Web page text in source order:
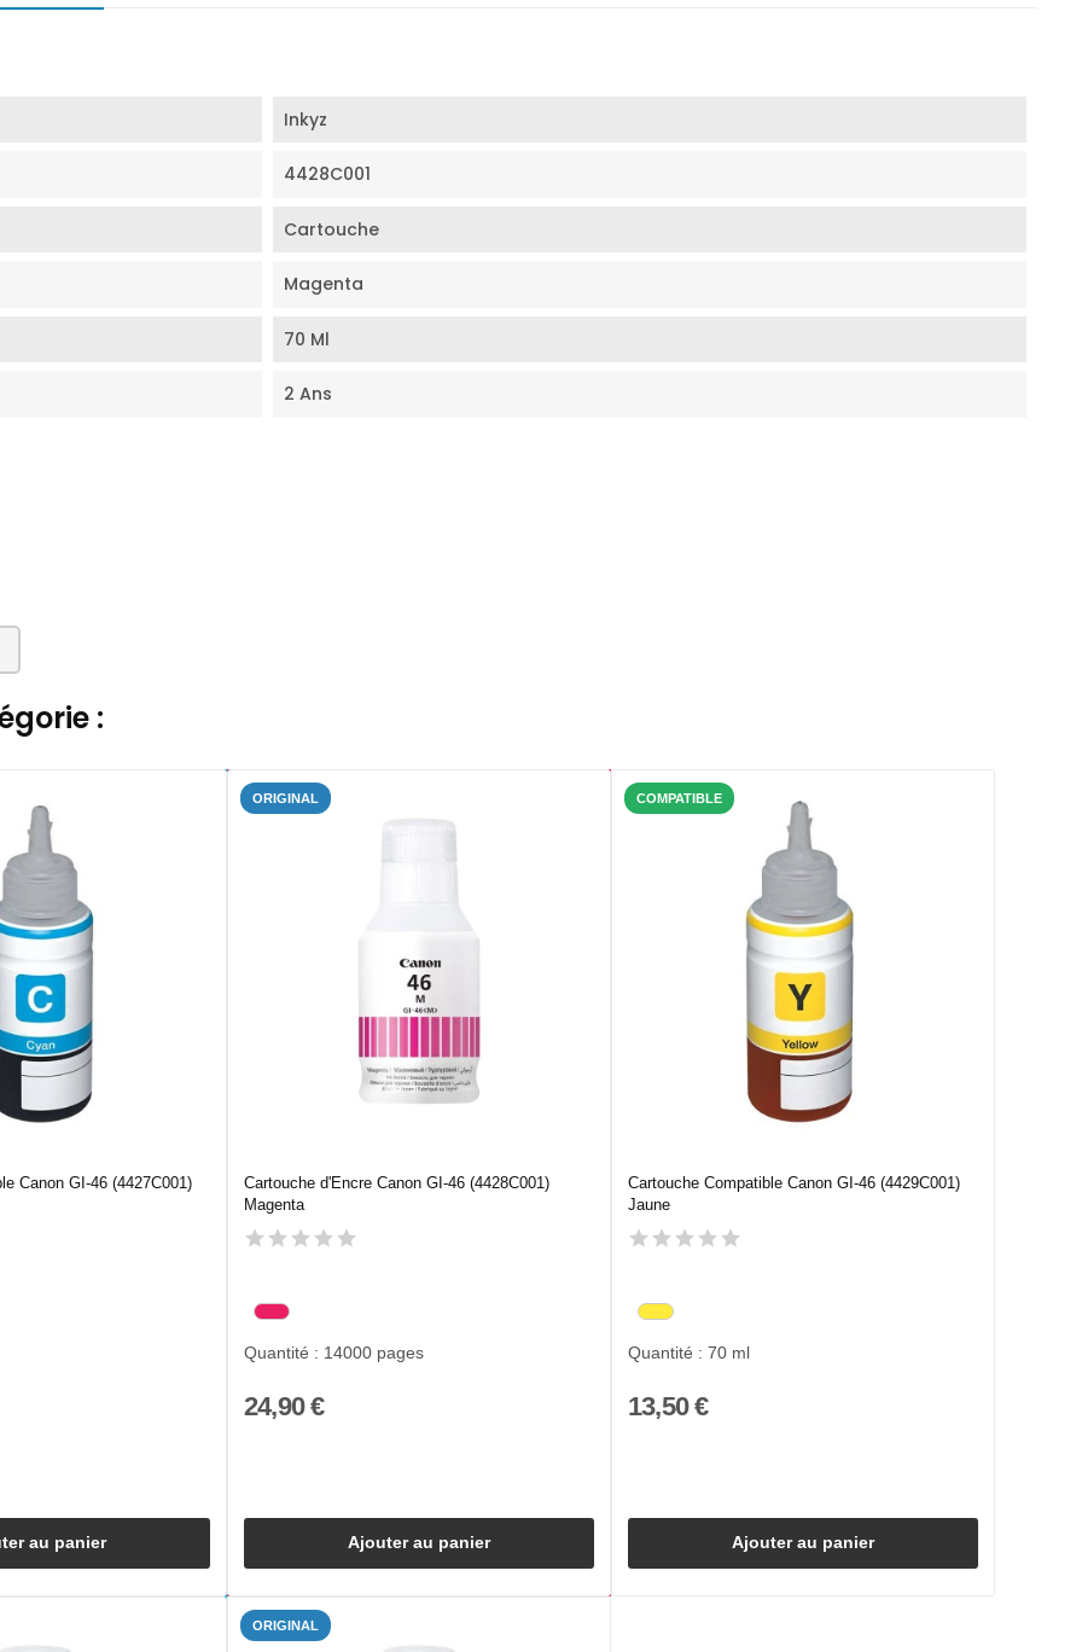
Inkyz
4428C001
Cartouche
Magenta
70 Ml
2 Ans
:
Canon GI-46 (4427C001)
au panier
ORIGINAL
Cartouche d'Encre Canon GI-46 (4428C001)
Magenta
Quantité : 14000 pages
24,90 €
Ajouter au panier
COMPATIBLE
Cartouche Compatible Canon GI-46 (4429C001)
Jaune
Quantité : 70 ml
13,50 €
Ajouter au panier
ORIGINAL